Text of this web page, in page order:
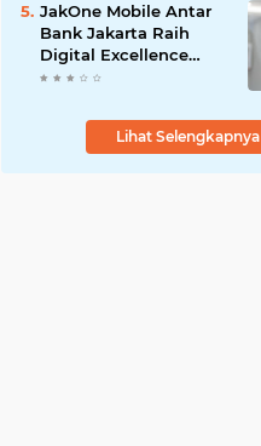
JakOne Mobile Antar
Bank Jakarta Raih
Digital Excellence
Awards 2026
Lihat Selengkapnya